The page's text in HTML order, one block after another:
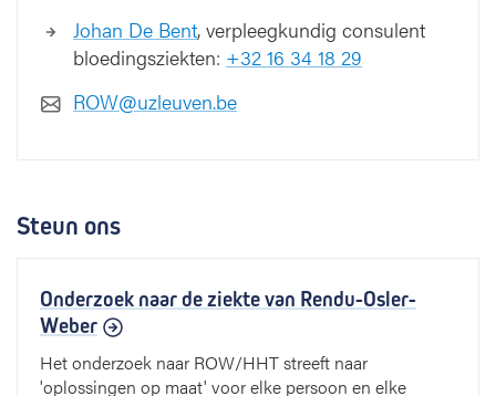
Johan De Bent, verpleegkundig consulent
bloedingsziekten: +32 16 34 18 29
ROW@uzleuven.be
Steun ons
Onderzoek naar de ziekte van Rendu-Osler-
Weber
Het onderzoek naar ROW/HHT streeft naar
'oplossingen op maat' voor elke persoon en elke